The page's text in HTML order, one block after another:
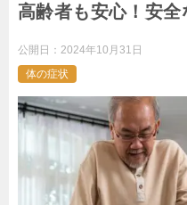
高齢者も安心！安全
公開日： 2024年10月31日
体の症状